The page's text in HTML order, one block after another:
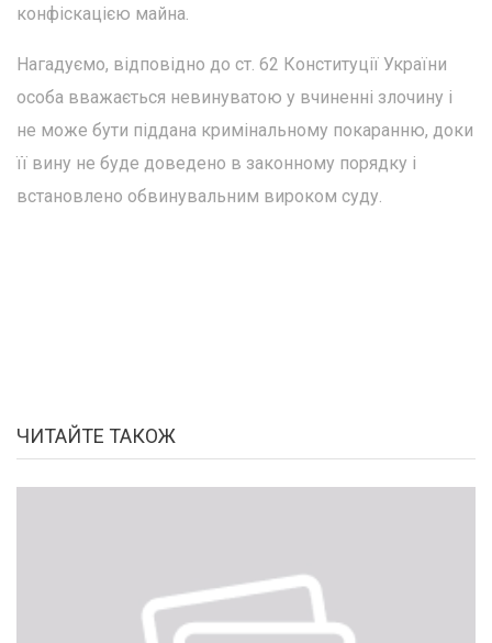
конфіскацією майна.
Нагадуємо, відповідно до ст. 62 Конституції України
особа вважається невинуватою у вчиненні злочину і
не може бути піддана кримінальному покаранню, доки
її вину не буде доведено в законному порядку і
встановлено обвинувальним вироком суду.
ЧИТАЙТЕ ТАКОЖ